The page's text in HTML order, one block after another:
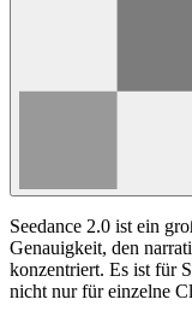
Seedance 2.0 ist ein
Genauigkeit, den
konzentriert. Es ist für
nicht nur für einzelne